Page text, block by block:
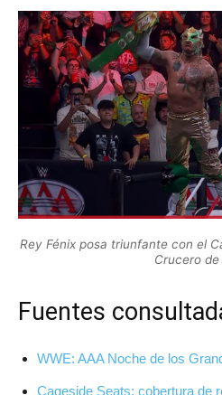
Rey Fénix posa triunfante con el
Crucero de
Fuentes
WWE: AAA Noche de los
Cageside Seats: cobertura de